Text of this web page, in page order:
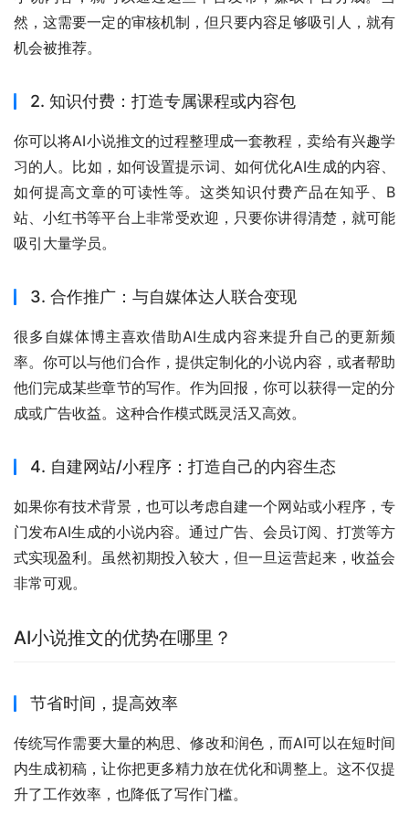
然，这需要一定的审核机制，但只要内容足够吸引人，就有
机会被推荐。
2. 知识付费：打造专属课程或内容包
你可以将AI小说推文的过程整理成一套教程，卖给有兴趣学
习的人。比如，如何设置提示词、如何优化AI生成的内容、
如何提高文章的可读性等。这类知识付费产品在知乎、B
站、小红书等平台上非常受欢迎，只要你讲得清楚，就可能
吸引大量学员。
3. 合作推广：与自媒体达人联合变现
很多自媒体博主喜欢借助AI生成内容来提升自己的更新频
率。你可以与他们合作，提供定制化的小说内容，或者帮助
他们完成某些章节的写作。作为回报，你可以获得一定的分
成或广告收益。这种合作模式既灵活又高效。
4. 自建网站/小程序：打造自己的内容生态
如果你有技术背景，也可以考虑自建一个网站或小程序，专
门发布AI生成的小说内容。通过广告、会员订阅、打赏等方
式实现盈利。虽然初期投入较大，但一旦运营起来，收益会
非常可观。
AI小说推文的优势在哪里？
节省时间，提高效率
传统写作需要大量的构思、修改和润色，而AI可以在短时间
内生成初稿，让你把更多精力放在优化和调整上。这不仅提
升了工作效率，也降低了写作门槛。